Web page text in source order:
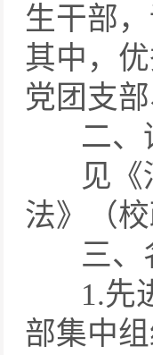
生干部
其中，
党团支
二、
见《河
法》（
三、
1.先进
部集中